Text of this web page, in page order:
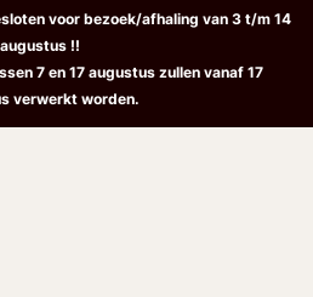
voor bezoek/afhaling van 3 t/m 14
augustus !!
7 en 17 augustus zullen vanaf 17
verwerkt worden.